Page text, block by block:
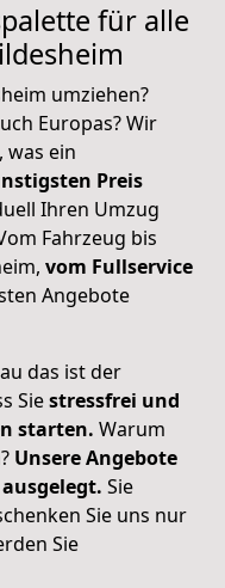
für alle
umziehen?
Europas? Wir
was ein
Preis
Ihren Umzug
Fahrzeug bis
vom Fullservice
Angebote
das ist der
Siestressfrei und
starten. Warum
Unsere Angebote
Sie
Sie uns nur
Sie